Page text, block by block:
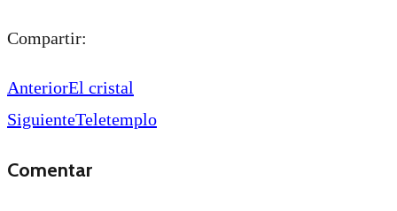
Compartir:
AnteriorEl cristal
SiguienteTeletemplo
Comentar